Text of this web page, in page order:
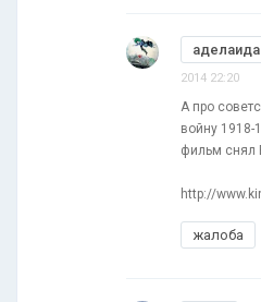
аделаида
2014 22:20
А про
войну 1918-
фильм снял
http://
жалоба